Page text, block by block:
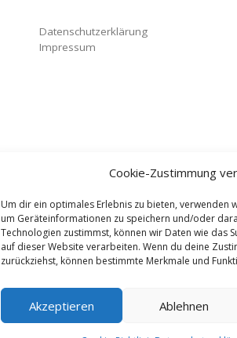
Cookie-Zustimmung
Um dir ein optimales Erlebnis zu bieten, verwenden
um Geräteinformationen zu speichern und/oder
Technologien zustimmst, können wir Daten wie das
auf dieser Website verarbeiten. Wenn du deine
zurückziehst, können bestimmte Merkmale und
Akzeptieren Ablehnen
Datenschutzerklärung
Impressum